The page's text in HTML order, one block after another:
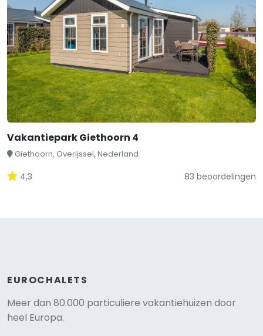
Vakantiepark Giethoorn 4
Giethoorn, Overijssel, Nederland
4,3 83 beoordelingen
EUROCHALETS
Meer dan 80.000 particuliere vakantiehuizen door
heel Europa.